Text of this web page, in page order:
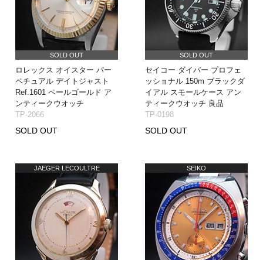
SOLD OUT
ロレックス オイスター パー
ペチュアル デイトジャスト
Ref.1601 ペールゴールド ア
ンティークウオッチ
TP-2066
SOLD OUT
SOLD OUT
セイコー ダイバー プロフェ
ッショナル 150m ブラックダ
イアル スモールケース アン
ティークウオッチ 良品
TP-0198
SOLD OUT
JAEGER LECOULTRE SEIKO